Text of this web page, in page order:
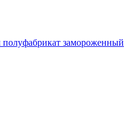
замороженный